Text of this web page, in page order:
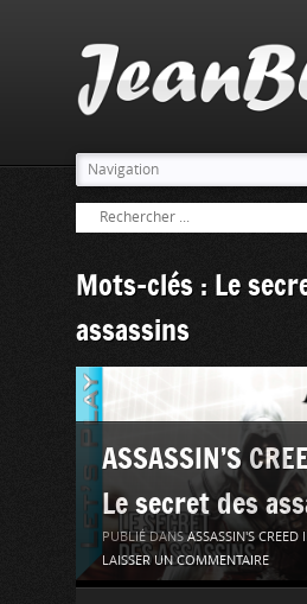
Mots-clés : Le
assassins
ASSASSIN’S
Le secret des
PUBLIÉ DANSASSASSIN'S CREED II
LAISSER UN COMMENTAIRE